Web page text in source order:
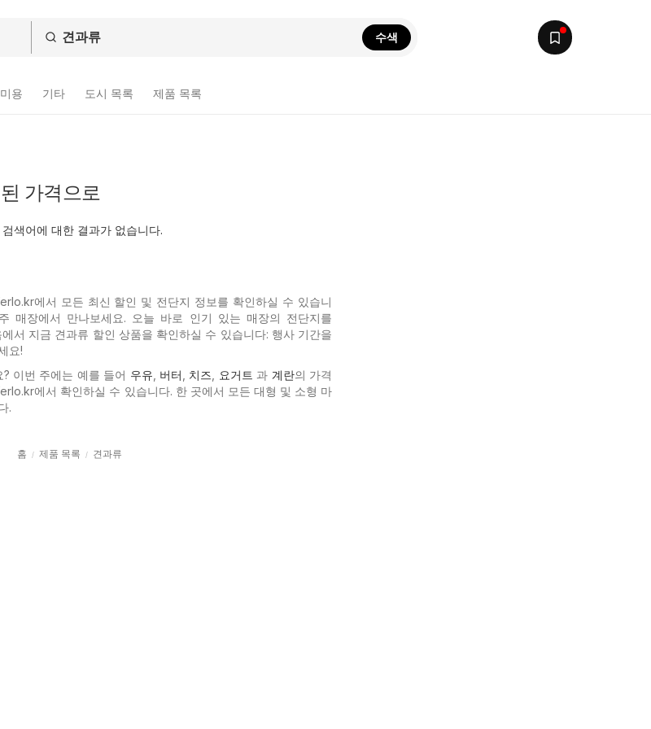
수색
용 기타 도시 목록 제품 목록
가격으로
색어에 대한 결과가 없습니다.
에서 모든 최신 할인 및 전단지 정보를 확인하실 수 있습니
매장에서 만나보세요. 오늘 바로 인기 있는 매장의 전단지를
서 지금 견과류 할인 상품을 확인하실 수 있습니다: 행사 기간을
요!
이번 주에는 예를 들어 우유 버터 치즈 요거트 과 계란의 가격
에서 확인하실 수 있습니다. 한 곳에서 모든 대형 및 소형 마
.
홈 제품 목록 견과류